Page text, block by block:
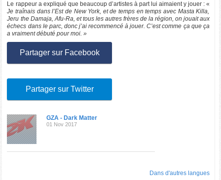
Le rappeur a expliqué que beaucoup d’artistes à part lui aimaient y jouer : «
Je traînais dans l’Est de New York, et de temps en temps avec Masta Killa,
Jeru the Damaja, Afu-Ra, et tous les autres frères de la région, on jouait aux
échecs dans le parc, donc j’ai recommencé à jouer. C’est comme ça que ça
a vraiment débuté pour moi. »
Partager sur Facebook
Partager sur Twitter
GZA - Dark Matter
01 Nov 2017
Dans d'autres langues